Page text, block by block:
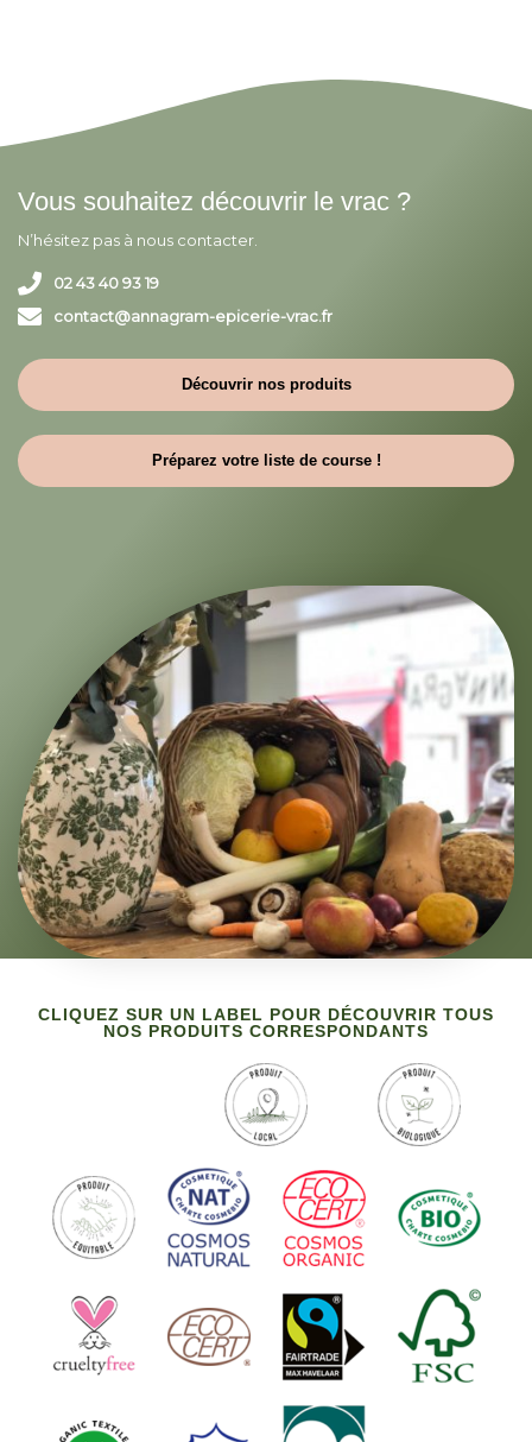
Vous souhaitez découvrir le vrac ?
N’hésitez pas à nous contacter.
02 43 40 93 19
contact@annagram-epicerie-vrac.fr
Découvrir nos produits
Préparez votre liste de course !
CLIQUEZ SUR UN LABEL POUR DÉCOUVRIR TOUS
NOS PRODUITS CORRESPONDANTS